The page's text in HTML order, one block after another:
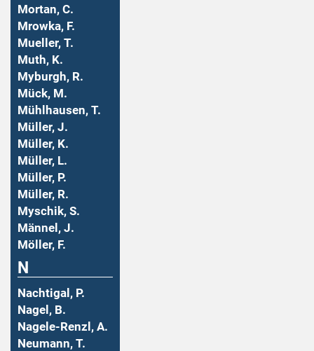
Mortan, C.
Mrowka, F.
Mueller, T.
Muth, K.
Myburgh, R.
Mück, M.
Mühlhausen, T.
Müller, J.
Müller, K.
Müller, L.
Müller, P.
Müller, R.
Myschik, S.
Männel, J.
Möller, F.
N
Nachtigal, P.
Nagel, B.
Nagele-Renzl, A.
Neumann, T.